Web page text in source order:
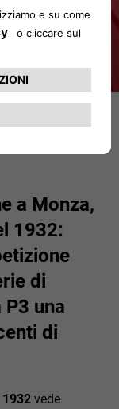
a Monza,
1932:
di
una
di
1932 vede